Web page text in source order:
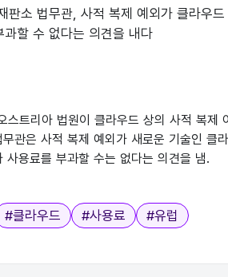
판소 법무관, 사적 복제 예외가 클라우
과할 수 없다는 의견을 내다
트리아 법원이 클라우드 상의 사적 복제
관은 사적 복제 예외가 새로운 기술인 클
사용료를 부과할 수는 없다는 의견을 냄.
#클라우드 #사용료 #유럽